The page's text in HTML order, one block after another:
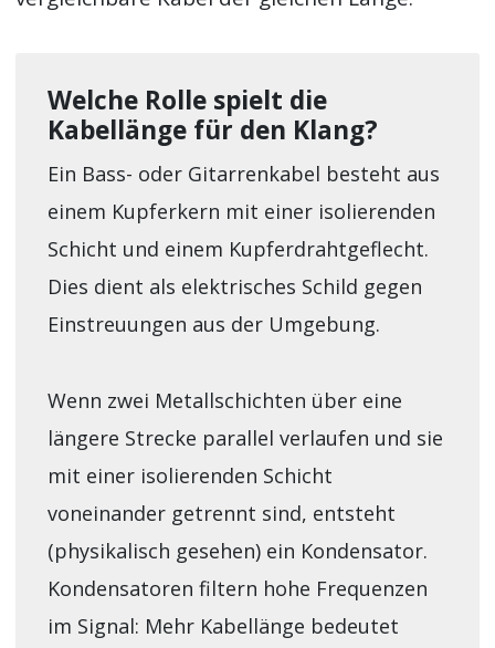
Welche Rolle spielt die
Kabellänge für den Klang?
Ein Bass- oder Gitarrenkabel besteht aus
einem Kupferkern mit einer isolierenden
Schicht und einem Kupferdrahtgeflecht.
Dies dient als elektrisches Schild gegen
Einstreuungen aus der Umgebung.
Wenn zwei Metallschichten über eine
längere Strecke parallel verlaufen und sie
mit einer isolierenden Schicht
voneinander getrennt sind, entsteht
(physikalisch gesehen) ein Kondensator.
Kondensatoren filtern hohe Frequenzen
im Signal: Mehr Kabellänge bedeutet